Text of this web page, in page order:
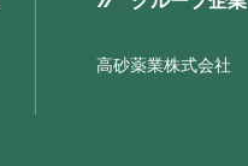
高砂薬業株式会社